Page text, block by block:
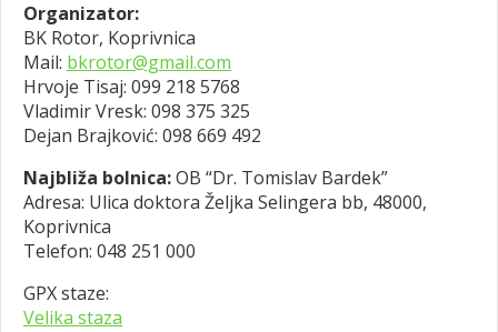
Organizator:
BK Rotor, Koprivnica
Mail: bkrotor@gmail.com
Hrvoje Tisaj: 099 218 5768
Vladimir Vresk: 098 375 325
Dejan Brajković: 098 669 492
Najbliža bolnica:OB “Dr. Tomislav Bardek”
Adresa: Ulica doktora Željka Selingera bb, 48000,
Koprivnica
Telefon: 048 251 000
GPX staze:
Velika staza